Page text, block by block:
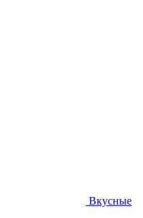
Вкусные